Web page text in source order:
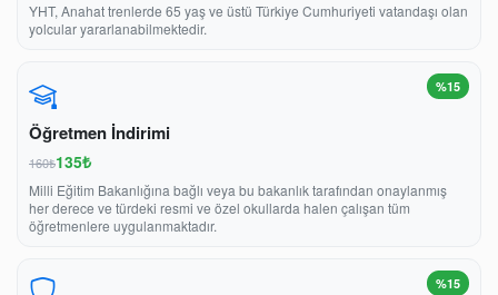
YHT, Anahat trenlerde 65 yaş ve üstü Türkiye Cumhuriyeti vatandaşı olan
yolcular yararlanabilmektedir.
%15
Öğretmen İndirimi
160₺135₺
Milli Eğitim Bakanlığına bağlı veya bu bakanlık tarafından onaylanmış
her derece ve türdeki resmi ve özel okullarda halen çalışan tüm
öğretmenlere uygulanmaktadır.
%15